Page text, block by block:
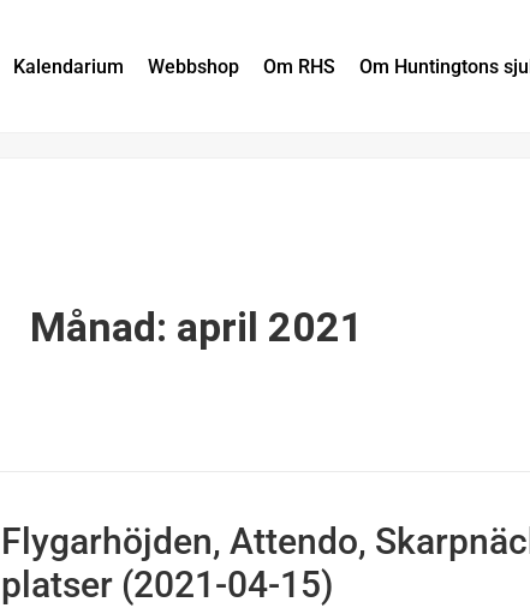
Kalendarium Webbshop Om RHS Om Huntingtons
Månad: april 2021
Flygarhöjden, Attendo,
platser (2021-04-15)